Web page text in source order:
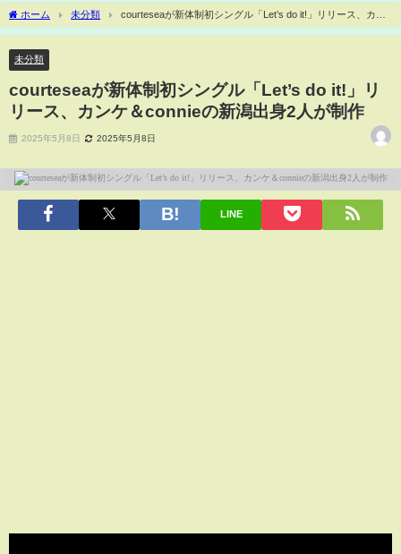
ホーム 未分類
courteseaが新体制初シングル「Let’s do it!」リリース、カン
ケ＆connieの新潟出身2人が制作
未分類
courteseaが新体制初シングル「Let’s do it!」リ
リース、カンケ＆connieの新潟出身2人が制作
2025年5月8日 2025年5月8日
LINE